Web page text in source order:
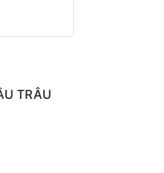
TRÂU